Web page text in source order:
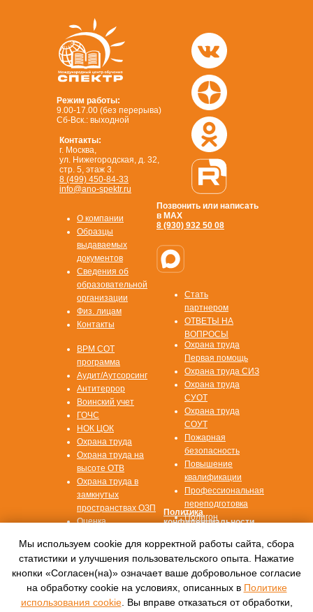
Режим работы:
9.00-17.00 (без перерыва)
Сб-Вск.: выходной
Позвонить или написать
в MAX
8 (930) 932 50 08
Контакты:
г. Москва,
ул. Нижегородская, д. 32,
стр. 5, этаж 3.
8 (499) 450-84-33
info@ano-spektr.ru
© 2016—2022, Автономная некоммерческая
организация
дополнительного профессионального
образования
Стать
партнером
ОТВЕТЫ НА
ВОПРОСЫ
Согласие на
обработку данных
Политика
конфиденциальности
ВРМ СОТ
программа
Аудит/Аутсорсинг
Антитеррор
Воинский учет
ГОЧС
НОК ЦОК
Охрана труда
Охрана труда на
высоте ОТВ
Охрана труда в
замкнутых
пространствах ОЗП
Оценка
рисков ОПР
Охрана труда
Первая помощь
Охрана труда СИЗ
Охрана труда
СУОТ
Охрана труда
СОУТ
Пожарная
безопасность
Повышение
квалификации
Профессиональная
переподготовка
Полигон
О компании
Образцы
выдаваемых
документов
Сведения об
образовательной
организации
Физ. лицам
Контакты
Мы используем cookie для корректной работы сайта, сбора
статистики и улучшения пользовательского опыта. Нажатие
кнопки «Согласен(на)» означает ваше добровольное согласие
на обработку cookie на условиях, описанных в Политике
использования cookie. Вы вправе отказаться от обработки,